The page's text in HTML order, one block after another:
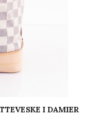
I DAMIER